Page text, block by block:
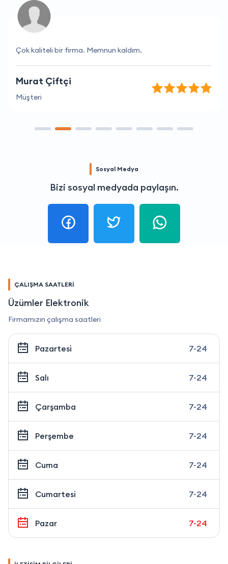
Çok kaliteli bir firma. Memnun kaldım.
Murat Çiftçi
Müşteri
Sosyal Medya
Bizi sosyal medyada paylaşın.
ÇALIŞMA SAATLERİ
Üzümler Elektronik
Firmamızın çalışma saatleri
Pazartesi 7-24
Salı 7-24
Çarşamba 7-24
Perşembe 7-24
Cuma 7-24
Cumartesi 7-24
Pazar 7-24